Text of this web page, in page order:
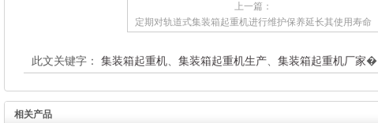
上一篇：
定期对轨道式集装箱起重机进行维护保养延长其使用寿命
此文关键字： 集装箱起重机 集装箱起重机生产 集装箱起重机厂家�
相关产品